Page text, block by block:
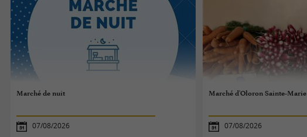
Marché de nuit
07/08/2026
Marché d'Oloron Sainte-Marie
07/08/2026